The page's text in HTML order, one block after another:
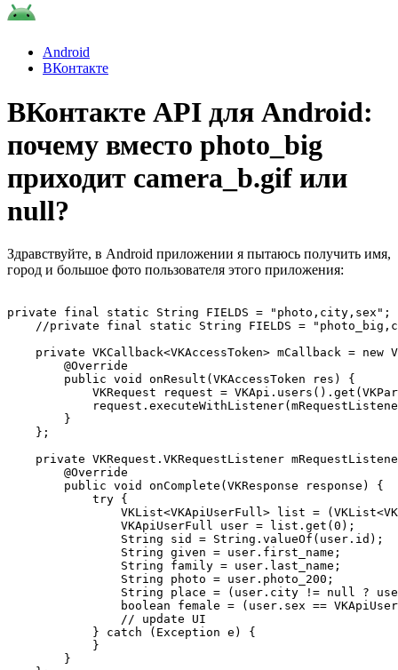
Android
ВКонтакте
ВКонтакте API для Android:
почему вместо photo_big
приходит camera_b.gif или
null?
Здравствуйте, в Android приложении я пытаюсь получить имя,
город и большое фото пользователя этого приложения:
private final static String FIELDS = "photo,city,sex";
//private final static String FIELDS =
private VKCallback<VKAccessToken> mCallback = new
        @Override
        public void onResult(VKAccessToken res) {
VKRequest request =
        }
    };
private VKRequest.VKRequestListener
        @Override
        public void onComplete(VKResponse response) {
            try {
VKList<VKApiUserFull> list =
                VKApiUserFull user = list.get(0);
                String sid = String.valueOf(user.id);
                String given = user.first_name;
                String family = user.last_name;
                String photo = user.photo_200;
String place = (user.city != null ?
boolean female = (user.sex ==
                // update UI
            } catch (Exception e) {
            }
        }